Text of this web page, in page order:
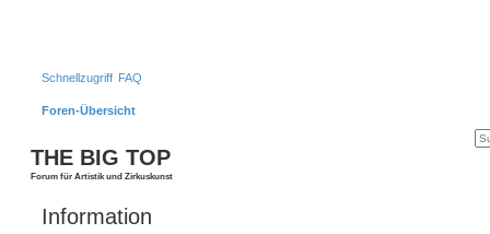
Schnellzugriff FAQ
Foren-Übersicht
THE BIG TOP
Forum für Artistik und Zirkuskunst
Information